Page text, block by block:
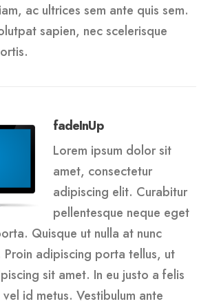
ac ultrices sem ante quis sem.
sapien, nec scelerisque
fadeInUp
Lorem ipsum dolor sit
amet, consectetur
adipiscing elit. Curabitur
pellentesque neque eget
Quisque ut nulla at nunc
Proin adipiscing porta tellus, ut
sit amet. In eu justo a felis
id metus. Vestibulum ante